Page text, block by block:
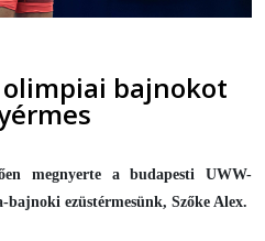
olimpiai bajnokot
megnyerte a budapesti UWW-
bajnoki ezüstérmesünk, Szőke Alex.